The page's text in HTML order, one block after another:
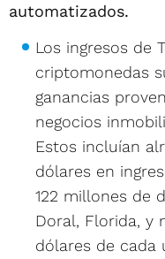
automatizados.
Los ingresos de
criptomonedas
ganancias
negocios
Estos incluían
dólares en
122 millones de
Doral, Florida, y
dólares de cada